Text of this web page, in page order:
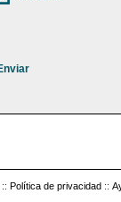
:: Política de privacidad ::